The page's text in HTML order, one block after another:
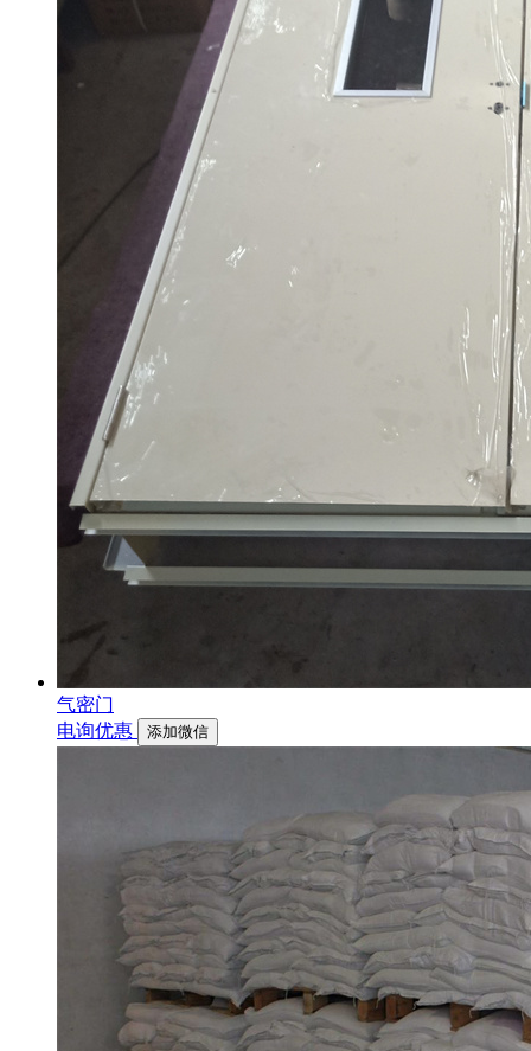
气密门
电询优惠
添加微信